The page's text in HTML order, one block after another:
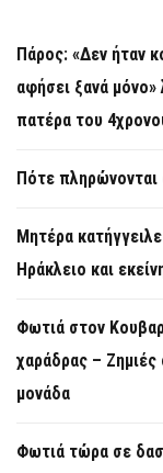
Πάρος: «Δεν ήταν
αφήσει ξανά μόνο»
πατέρα του
Πότε πληρώνονται
Μητέρα
Ηράκλειο και
Φωτιά στον
χαράδρας – Ζημιές
μονάδα
Φωτιά τώρα σε